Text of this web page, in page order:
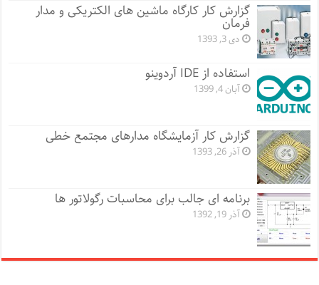
گزارش کار کارگاه ماشین های الکتریکی و مدار
فرمان
دی 3, 1393
استفاده از IDE آردوینو
آبان 4, 1399
گزارش کار آزمایشگاه مدارهای مجتمع خطی
آذر 26, 1393
برنامه ای جالب برای محاسبات رگولاتور ها
آذر 19, 1392